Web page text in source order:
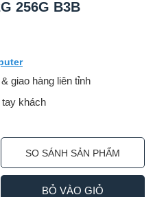
256G B3B
giao hàng liên tỉnh
tay khách
SO SÁNH SẢN PHẨM
BỎ VÀO GIỎ